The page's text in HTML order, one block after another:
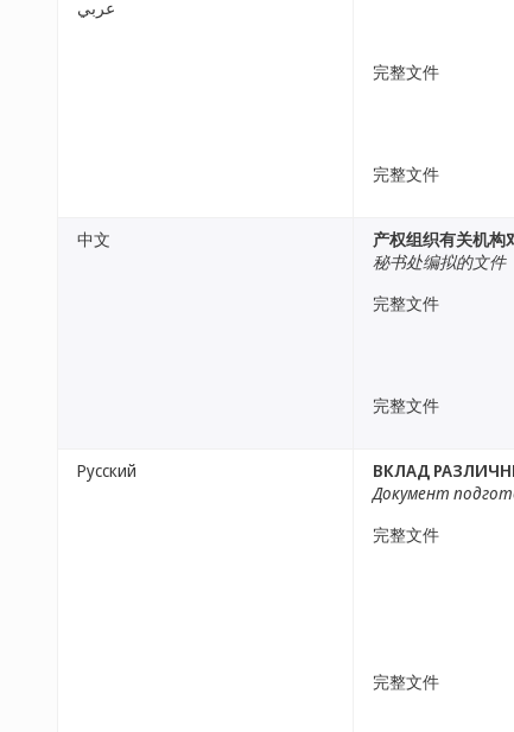
عربي
完整文件
完整文件
中文
产权组织有关机构
秘书处编拟的文件
完整文件
完整文件
Русский
ВКЛАД
Документ
完整文件
完整文件